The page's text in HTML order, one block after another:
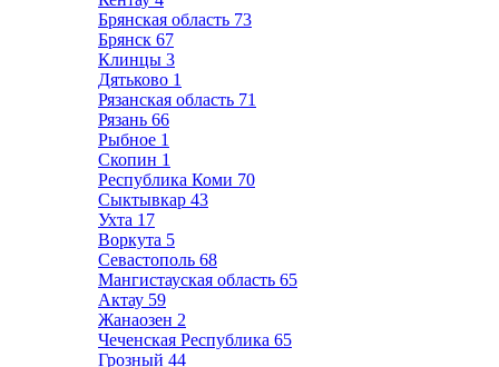
Брянская область 73
Брянск 67
Клинцы 3
Дятьково 1
Рязанская область 71
Рязань 66
Рыбное 1
Скопин 1
Республика Коми 70
Сыктывкар 43
Ухта 17
Воркута 5
Севастополь 68
Мангистауская область 65
Актау 59
Жанаозен 2
Чеченская Республика 65
Грозный 44